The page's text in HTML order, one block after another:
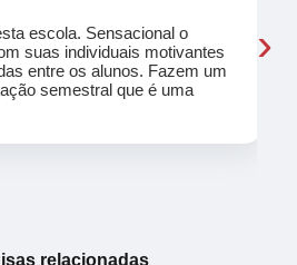
escola. Sensacional o
suas individuais motivantes
entre os alunos. Fazem um
semestral que é uma
›
relacionadas